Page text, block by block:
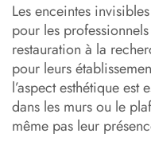
Les enceintes
pour les
restauration à la
pour leurs
l’aspect esthétique est
dans les murs ou le
même pas leur